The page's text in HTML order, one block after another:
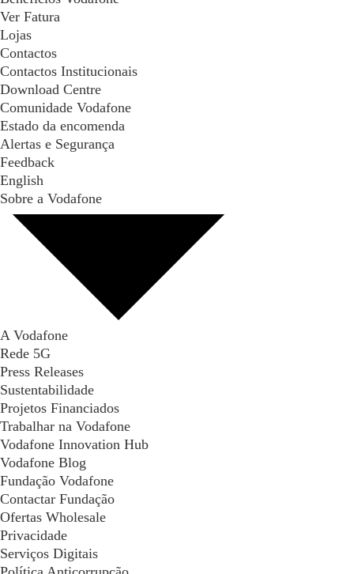
Ver Fatura
Lojas
Contactos
Contactos Institucionais
Download Centre
Comunidade Vodafone
Estado da encomenda
Alertas e Segurança
Feedback
English
Sobre a Vodafone
A Vodafone
Rede 5G
Press Releases
Sustentabilidade
Projetos Financiados
Trabalhar na Vodafone
Vodafone Innovation Hub
Vodafone Blog
Fundação Vodafone
Contactar Fundação
Ofertas Wholesale
Privacidade
Serviços Digitais